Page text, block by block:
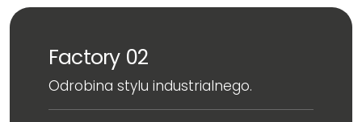
Factory 02
Odrobina stylu industrialnego.